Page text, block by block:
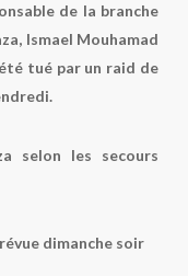
de la branche
Ismael Mouhamad
tué par un raid de
selon les secours
dimanche soir